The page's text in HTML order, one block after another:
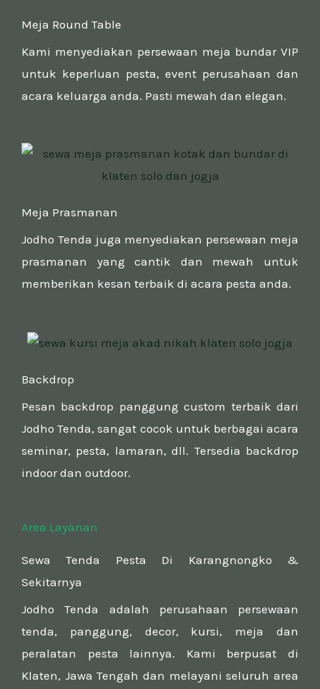
Meja Round Table
Kami menyediakan persewaan meja bundar VIP
untuk keperluan pesta, event perusahaan dan
acara keluarga anda. Pasti mewah dan elegan.
Meja Prasmanan
Jodho Tenda juga menyediakan persewaan meja
prasmanan yang cantik dan mewah untuk
memberikan kesan terbaik di acara pesta anda.
Backdrop
Pesan backdrop panggung custom terbaik dari
Jodho Tenda, sangat cocok untuk berbagai acara
seminar, pesta, lamaran, dll. Tersedia backdrop
indoor dan outdoor.
Area Layanan
Sewa Tenda Pesta Di Karangnongko &
Sekitarnya
Jodho Tenda adalah perusahaan persewaan
tenda, panggung, decor, kursi, meja dan
peralatan pesta lainnya. Kami berpusat di
Klaten, Jawa Tengah dan melayani seluruh area